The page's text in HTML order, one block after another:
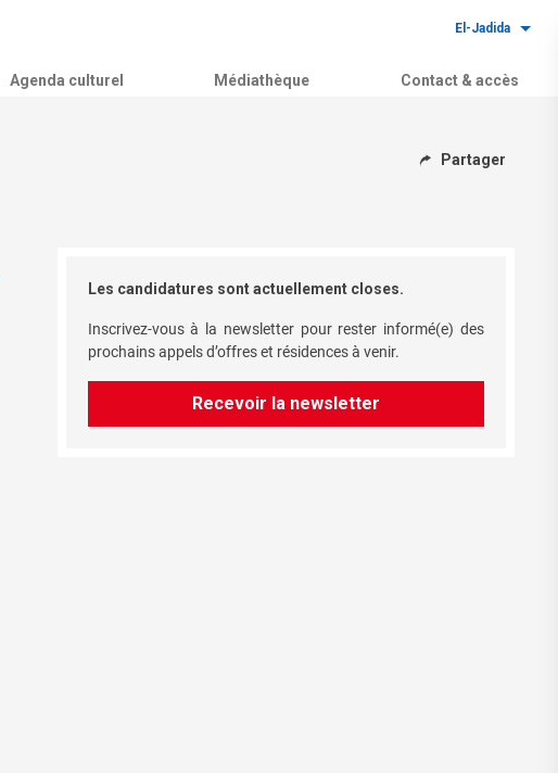
El-Jadida
Agenda culturel Médiathèque Contact & accès
Partager
Les candidatures sont actuellement closes.
Inscrivez-vous à la newsletter pour rester informé(e) des
prochains appels d’offres et résidences à venir.
Recevoir la newsletter